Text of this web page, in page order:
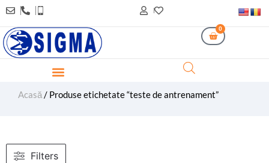
0
Acasă / Produse etichetate “teste de antrenament”
Filters